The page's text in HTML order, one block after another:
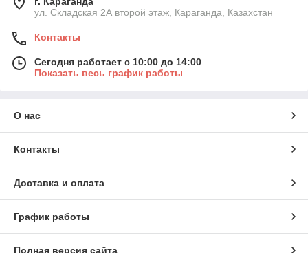
ул. Складская 2А второй этаж, Караганда, Казахстан
Контакты
Сегодня работает с 10:00 до 14:00
Показать весь график работы
О нас
Контакты
Доставка и оплата
График работы
Полная версия сайта